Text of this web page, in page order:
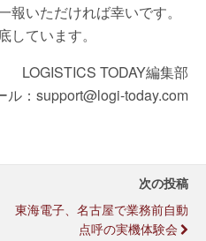
いただければ幸いです。
ています。
LOGISTICS TODAY編集部
ル：support@logi-today.com
次の投稿
東海電子、名古屋で業務前自動
点呼の実機体験会